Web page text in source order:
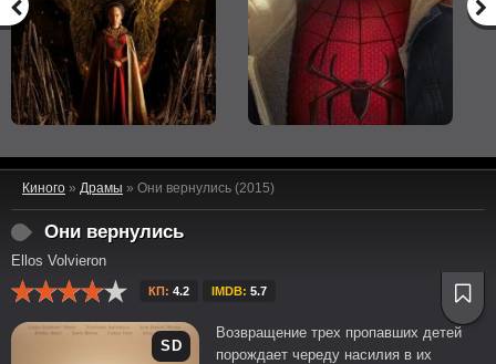
Киного » Драмы » Они вернулись (2015)
Они вернулись
Ellos Volvieron
КП: 4.2 IMDB: 5.7
SD
Возвращение трех пропавших детей
порождает череду насилия в их